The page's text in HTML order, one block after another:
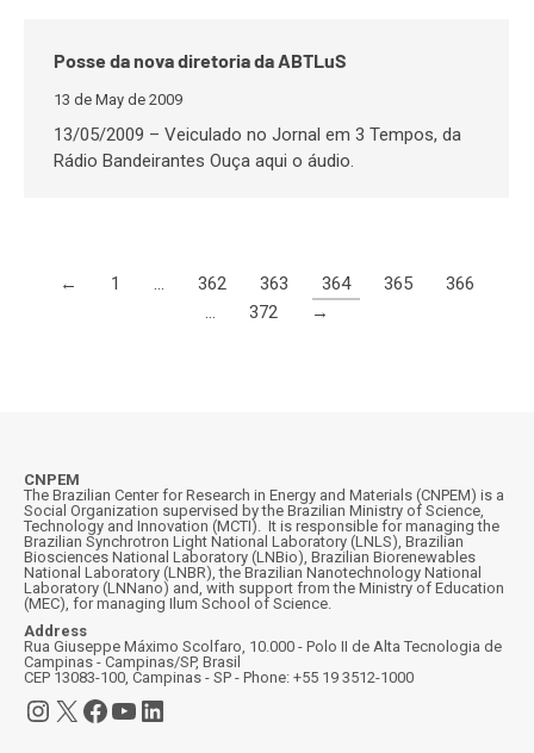
Posse da nova diretoria da ABTLuS
13 de May de 2009
13/05/2009 – Veiculado no Jornal em 3 Tempos, da
Rádio Bandeirantes Ouça aqui o áudio.
← 1 … 362 363 364 365
366
…
372 →
CNPEM
The Brazilian Center for Research in Energy and Materials (CNPEM) is a
Social Organization supervised by the Brazilian Ministry of Science,
Technology and Innovation (MCTI). It is responsible for managing the
Brazilian Synchrotron Light National Laboratory (LNLS), Brazilian
Biosciences National Laboratory (LNBio), Brazilian Biorenewables
National Laboratory (LNBR), the Brazilian Nanotechnology National
Laboratory (LNNano) and, with support from the Ministry of Education
(MEC), for managing Ilum School of Science.
Address
Rua Giuseppe Máximo Scolfaro, 10.000 - Polo II de Alta Tecnologia de
Campinas - Campinas/SP, Brasil
CEP 13083-100, Campinas - SP - Phone: +55 19 3512-1000
Instagram
X Facebook
YouTube
LinkedIn